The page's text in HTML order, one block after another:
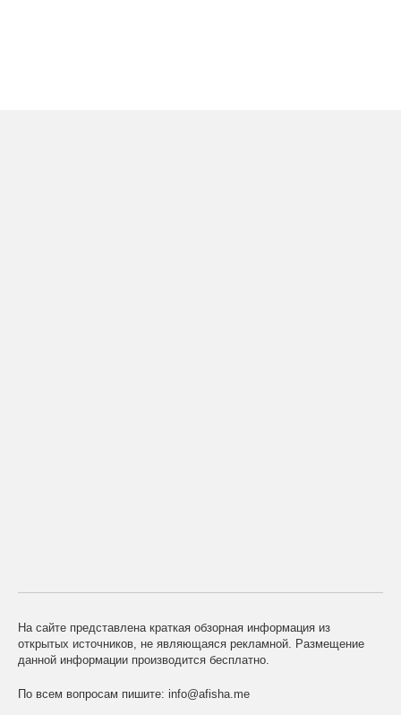
На сайте представлена краткая обзорная информация из
открытых источников, не являющаяся рекламной. Размещение
данной информации производится бесплатно.
По всем вопросам пишите: info@afisha.me